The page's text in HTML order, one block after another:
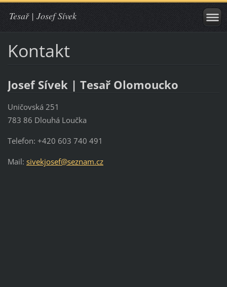
Tesař | Josef Sívek
Kontakt
Josef Sívek | Tesař Olomoucko
Uničovská 251
783 86 Dlouhá Loučka
Telefon: +420 603 740 491
Mail: sivekjosef@seznam.cz